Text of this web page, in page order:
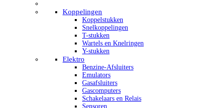
Koppelingen
Koppelstukken
Snelkoppelingen
T-stukken
Wartels en Knelringen
Y-stukken
Elektro
Benzine-Afsluiters
Emulators
Gasafsluiters
Gascomputers
Schakelaars en Relais
Sensoren